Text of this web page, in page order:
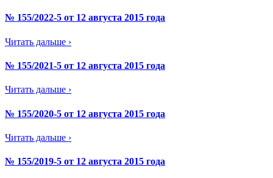
№ 155/2022-5 от 12 августа 2015 года
Читать дальше ›
№ 155/2021-5 от 12 августа 2015 года
Читать дальше ›
№ 155/2020-5 от 12 августа 2015 года
Читать дальше ›
№ 155/2019-5 от 12 августа 2015 года